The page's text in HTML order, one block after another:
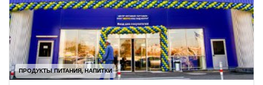
ПРОДУКТЫ ПИТАНИЯ, НАПИТКИ